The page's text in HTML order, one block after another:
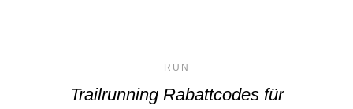
RUN
Trailrunning Rabattcodes für